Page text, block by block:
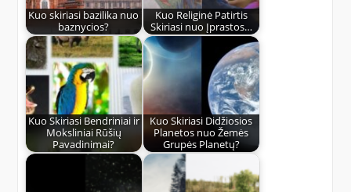
Kuo skiriasi bazilika nuo
baznycios?
Kuo Religinė Patirtis
Skiriasi nuo Įprastos…
Kuo Skiriasi Bendriniai ir
Moksliniai Rūšių
Pavadinimai?
Kuo Skiriasi Didžiosios
Planetos nuo Žemės
Grupės Planetų?